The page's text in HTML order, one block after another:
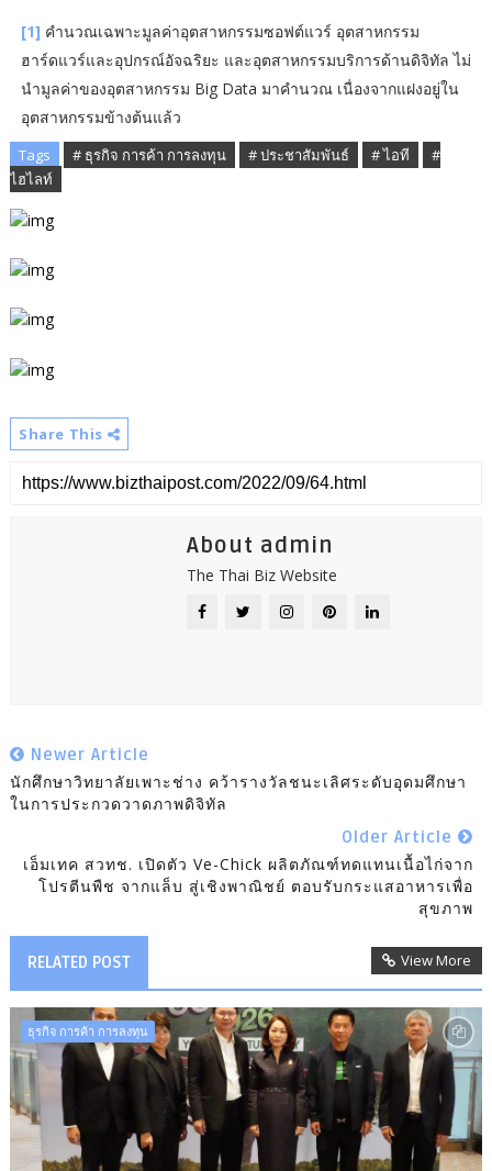
[1] คำนวณเฉพาะมูลค่าอุตสาหกรรมซอฟต์แวร์ อุตสาหกรรม
ฮาร์ดแวร์และอุปกรณ์อัจฉริยะ และอุตสาหกรรมบริการด้านดิจิทัล ไม่
นำมูลค่าของอุตสาหกรรม Big Data มาคำนวณ เนื่องจากแฝงอยู่ใน
อุตสาหกรรมข้างต้นแล้ว
Tags # ธุรกิจ การค้า การลงทุน # ประชาสัมพันธ์ # ไอที
#
ไฮไลท์
Share This
About admin
The Thai Biz Website
Newer Article
นักศึกษาวิทยาลัยเพาะช่าง คว้ารางวัลชนะเลิศระดับอุดมศึกษา
ในการประกวดวาดภาพดิจิทัล
Older Article
เอ็มเทค สวทช. เปิดตัว Ve-Chick ผลิตภัณฑ์ทดแทนเนื้อไก่จาก
โปรตีนพืช จากแล็บ สู่เชิงพาณิชย์ ตอบรับกระแสอาหารเพื่อ
สุขภาพ
RELATED POST View More
ธุรกิจ การค้า การลงทุน